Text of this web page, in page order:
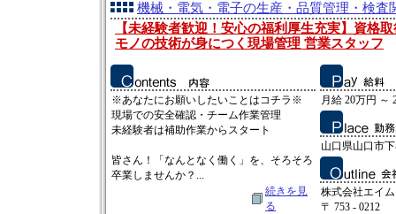
機械・電気・電子の生産・品質管理・検査
【未経験者歓迎！安心の福利厚生充実】資格
モノの技術が身につく現場管理 営業スタッフ
※あなたにお願いしたいことはコチラ※
現場での安全確認・チーム作業管理
未経験者は補助作業からスタート
皆さん！「なんとなく働く」を、そろそろ
卒業しませんか？...
続きを見
る
月給 20万円 ～
山口県山口市
株式会社エイム
〒 753 - 0212